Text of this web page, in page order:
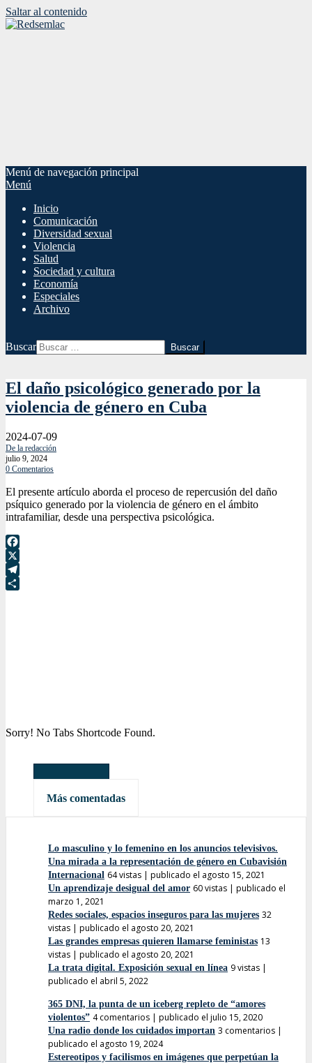
Saltar al contenido
Menú de navegación principal
Menú
Inicio
Comunicación
Diversidad sexual
Violencia
Salud
Sociedad y cultura
Economía
Especiales
Archivo
Buscar
El daño psicológico generado por la
violencia de género en Cuba
2024-07-09
De la redacción
julio 9, 2024
0 Comentarios
El presente artículo aborda el proceso de repercusión del daño
psíquico generado por la violencia de género en el ámbito
intrafamiliar, desde una perspectiva psicológica.
Facebook
X
Telegram
Sorry! No Tabs Shortcode Found.
Más leídas
Más comentadas
Lo masculino y lo femenino en los anuncios televisivos.
Una mirada a la representación de género en Cubavisión
Internacional 64 vistas | publicado el agosto 15, 2021
Un aprendizaje desigual del amor 60 vistas | publicado el
marzo 1, 2021
Redes sociales, espacios inseguros para las mujeres 32
vistas | publicado el agosto 20, 2021
Las grandes empresas quieren llamarse feministas 13
vistas | publicado el agosto 20, 2021
La trata digital. Exposición sexual en línea 9 vistas |
publicado el abril 5, 2022
365 DNI, la punta de un iceberg repleto de “amores
violentos” 4 comentarios | publicado el julio 15, 2020
Una radio donde los cuidados importan 3 comentarios |
publicado el agosto 19, 2024
Estereotipos y facilismos en imágenes que perpetúan la